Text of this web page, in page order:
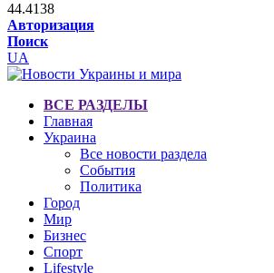
44.4138
Авторизация
Поиск
UA
ВСЕ РАЗДЕЛЫ
Главная
Украина
Все новости раздела
События
Политика
Город
Мир
Бизнес
Спорт
Lifestyle